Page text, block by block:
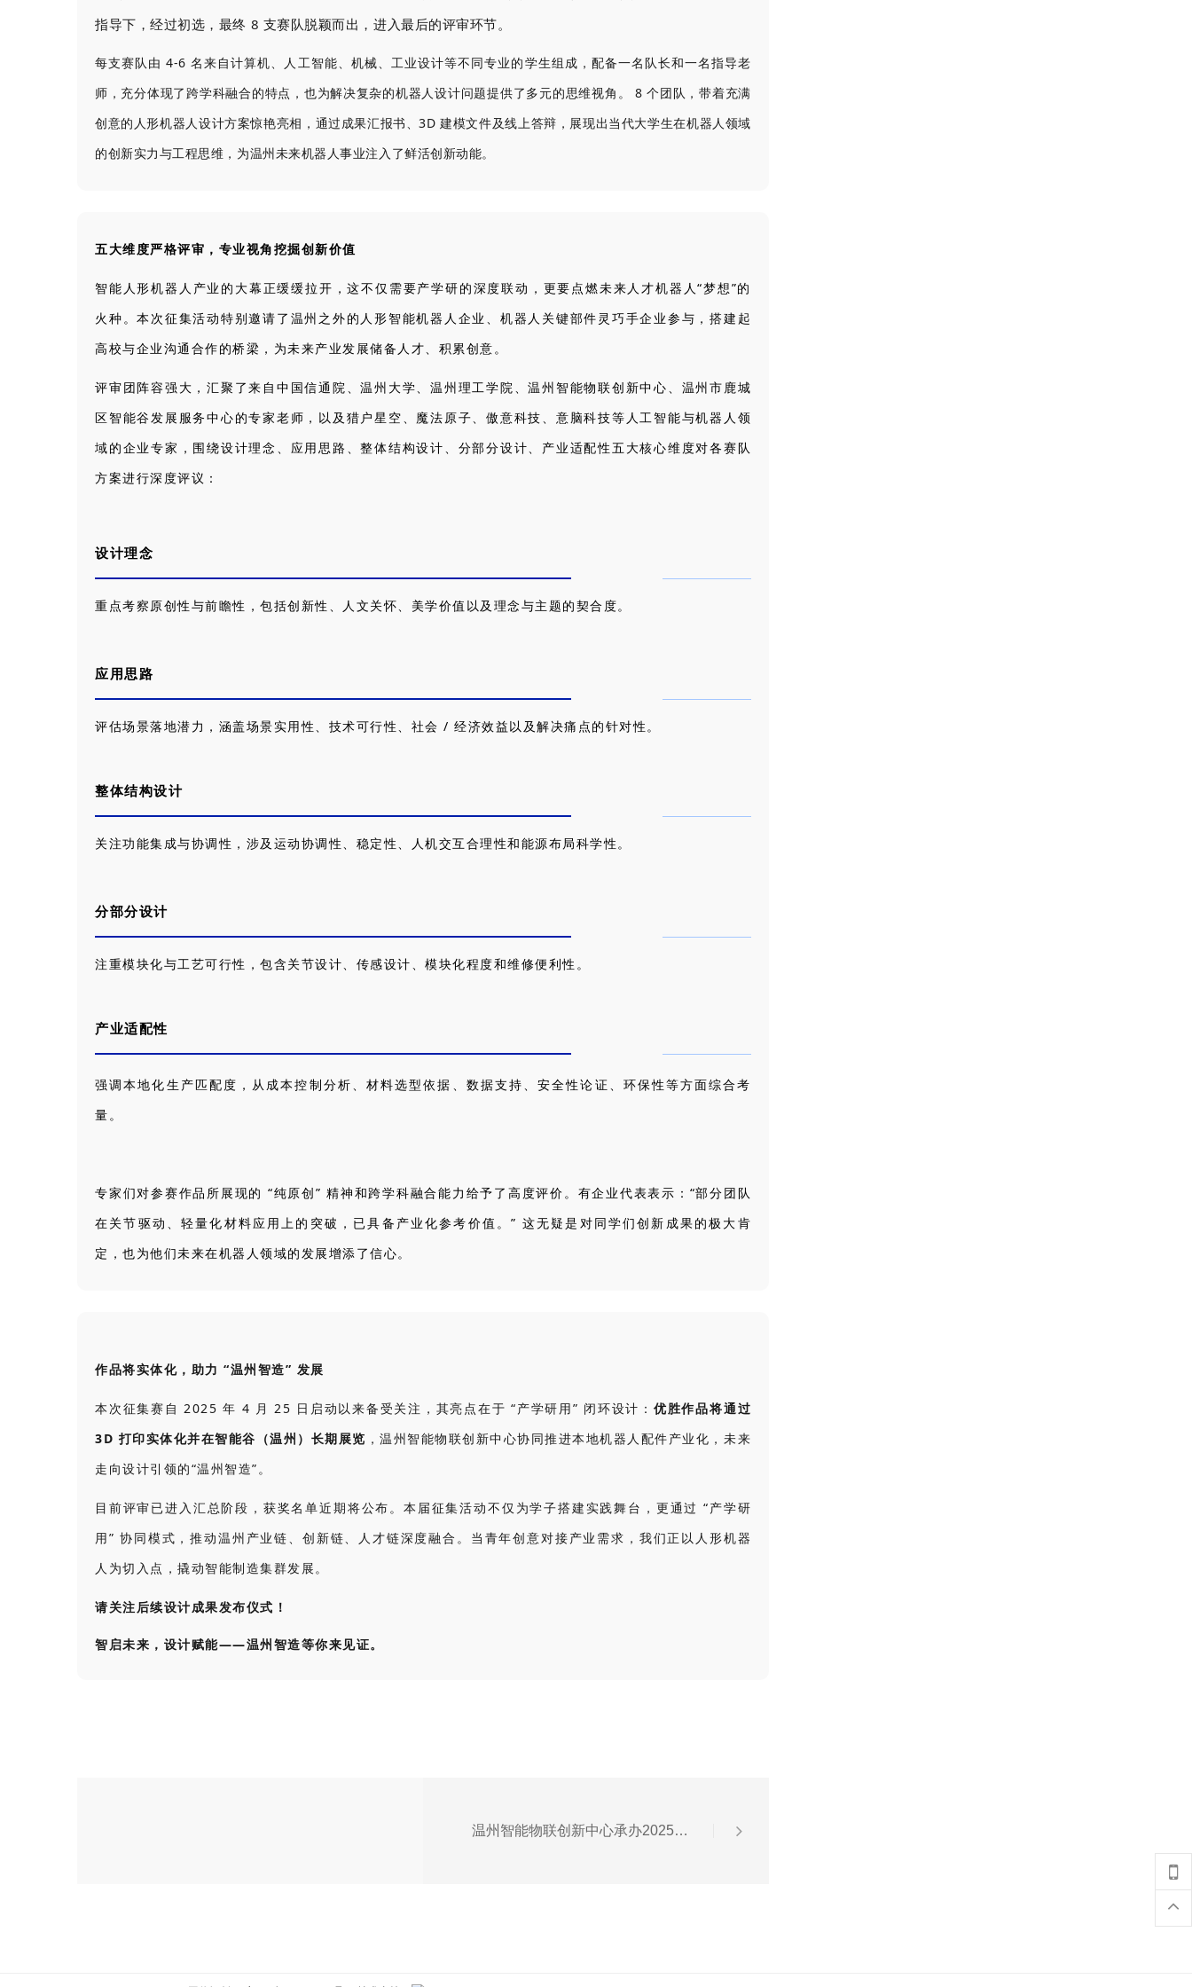
指导下，经过初选，最终 8 支赛队脱颖而出，进入最后的评审环节。
每支赛队由 4-6 名来自计算机、人工智能、机械、工业设计等不同专业的学生组成，配备一名队长和一名指导老
师，充分体现了跨学科融合的特点，也为解决复杂的机器人设计问题提供了多元的思维视角。 8 个团队，带着充满
创意的人形机器人设计方案惊艳亮相，通过成果汇报书、3D 建模文件及线上答辩，展现出当代大学生在机器人领域
的创新实力与工程思维，为温州未来机器人事业注入了鲜活创新动能。
五大维度严格评审，专业视角挖掘创新价值
智能人形机器人产业的大幕正缓缓拉开，这不仅需要产学研的深度联动，更要点燃未来人才机器人“梦想”的
火种。本次征集活动特别邀请了温州之外的人形智能机器人企业、机器人关键部件灵巧手企业参与，搭建起
高校与企业沟通合作的桥梁，为未来产业发展储备人才、积累创意。
评审团阵容强大，汇聚了来自中国信通院、温州大学、温州理工学院、温州智能物联创新中心、温州市鹿城
区智能谷发展服务中心的专家老师，以及猎户星空、魔法原子、傲意科技、意脑科技等人工智能与机器人领
域的企业专家，围绕设计理念、应用思路、整体结构设计、分部分设计、产业适配性五大核心维度对各赛队
方案进行深度评议：
设计理念
重点考察原创性与前瞻性，包括创新性、人文关怀、美学价值以及理念与主题的契合度。
应用思路
评估场景落地潜力，涵盖场景实用性、技术可行性、社会 / 经济效益以及解决痛点的针对性。
整体结构设计
关注功能集成与协调性，涉及运动协调性、稳定性、人机交互合理性和能源布局科学性。
分部分设计
注重模块化与工艺可行性，包含关节设计、传感设计、模块化程度和维修便利性。
产业适配性
强调本地化生产匹配度，从成本控制分析、材料选型依据、数据支持、安全性论证、环保性等方面综合考
量。
专家们对参赛作品所展现的 “纯原创” 精神和跨学科融合能力给予了高度评价。有企业代表表示：“部分团队
在关节驱动、轻量化材料应用上的突破，已具备产业化参考价值。” 这无疑是对同学们创新成果的极大肯
定，也为他们未来在机器人领域的发展增添了信心。
作品将实体化，助力 “温州智造” 发展
本次征集赛自 2025 年 4 月 25 日启动以来备受关注，其亮点在于 “产学研用” 闭环设计： 优胜作品将通过
3D 打印实体化并在智能谷（温州）长期展览 ，温州智能物联创新中心协同推进本地机器人配件产业化，未来
走向设计引领的“温州智造”。
目前评审已进入汇总阶段，获奖名单近期将公布。本届征集活动不仅为学子搭建实践舞台，更通过 “产学研
用” 协同模式，推动温州产业链、创新链、人才链深度融合。当青年创意对接产业需求，我们正以人形机器
人为切入点，撬动智能制造集群发展。
请关注后续设计成果发布仪式！
智启未来，设计赋能——温州智造等你来见证。
温州智能物联创新中心承办2025年“全国科技工作者日”鹿城主场活动启动仪式暨人工智能服务创新温州系列活动圆满落幕